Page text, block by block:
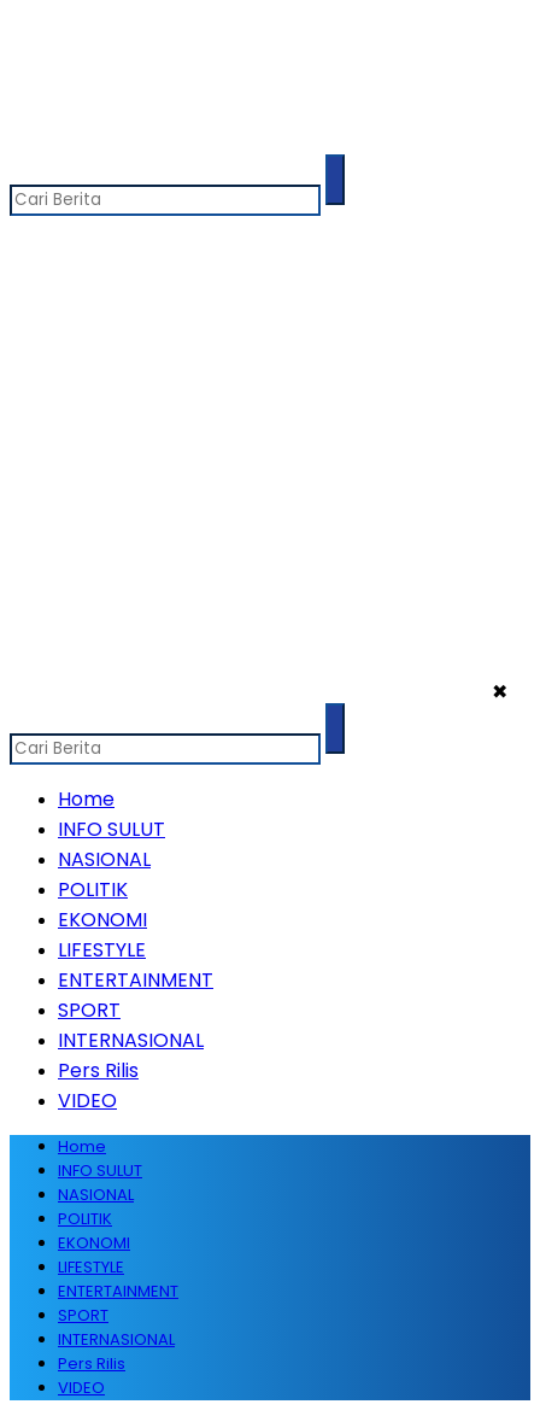
✖
Home
INFO SULUT
NASIONAL
POLITIK
EKONOMI
LIFESTYLE
ENTERTAINMENT
SPORT
INTERNASIONAL
Pers Rilis
VIDEO
Home
INFO SULUT
NASIONAL
POLITIK
EKONOMI
LIFESTYLE
ENTERTAINMENT
SPORT
INTERNASIONAL
Pers Rilis
VIDEO